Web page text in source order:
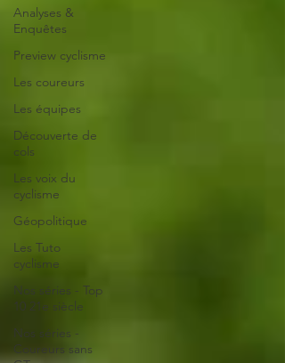
Analyses &
Enquêtes
Preview cyclisme
Les coureurs
Les équipes
Découverte de
cols
Les voix du
cyclisme
Géopolitique
Les Tuto
cyclisme
Nos séries - Top
10 21e siècle
Nos séries -
Coureurs sans